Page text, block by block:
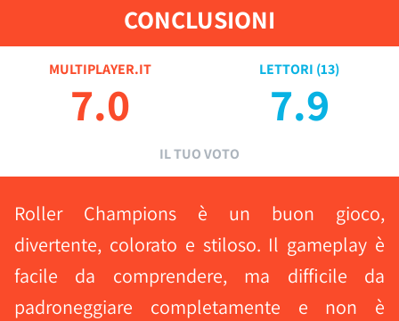
CONCLUSIONI
MULTIPLAYER.IT
7.0
LETTORI (13)
7.9
IL TUO VOTO
Roller Champions è un buon gioco,
divertente, colorato e stiloso. Il gameplay è
facile da comprendere, ma difficile da
padroneggiare completamente e non è